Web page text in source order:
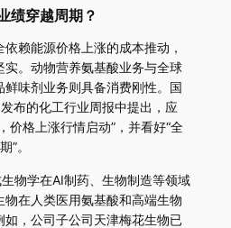
绩穿越周期？
赖能源价格上涨的成本推动，
。动物营养氨基酸业务与全球
味剂业务则具备消费刚性。国
布的化工行业周报中提出，应
价格上涨行情启动”，并看好“全
”。
物学在AI制药、生物制造等领域
在人类医用氨基酸和高端生物
，公司子公司天津梅花生物已